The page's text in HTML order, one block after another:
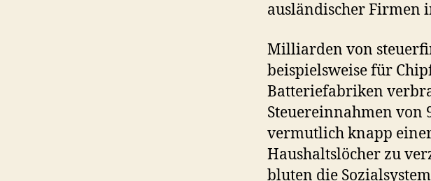
ausländischer Firmen
Milliarden von
beispielsweise für
Batteriefabriken
Steuereinnahmen von
vermutlich knapp
Haushaltslöcher zu
bluten die